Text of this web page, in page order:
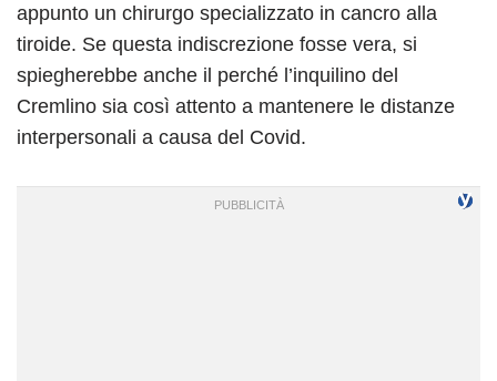
appunto un chirurgo specializzato in cancro alla
tiroide. Se questa indiscrezione fosse vera, si
spiegherebbe anche il perché l’inquilino del
Cremlino sia così attento a mantenere le distanze
interpersonali a causa del Covid.